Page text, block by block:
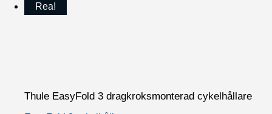
Rea!
Thule EasyFold 3 dragkroksmonterad cykelhållare